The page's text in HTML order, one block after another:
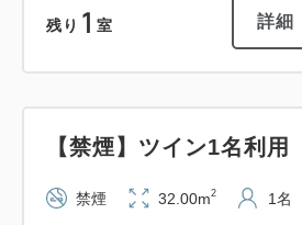
残り 1 室 詳細
【禁煙】ツイン1名利用
禁煙 32.00m2 1名